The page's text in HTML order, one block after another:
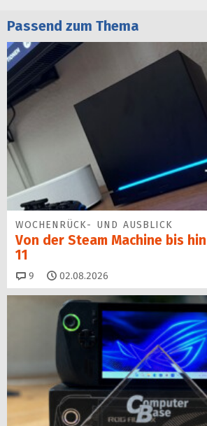
Passend zum Thema
WOCHENRÜCK- UND AUSBLICK
Von der Steam Machine bis
11
9 Kommentare
02.08.2026